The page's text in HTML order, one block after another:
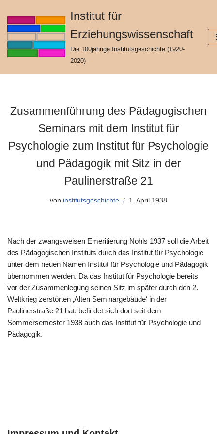
Zum
springen
Institut für
Erziehungswissenschaft
Die 100jährige Institutsgeschichte (1920-
2020)
Zusammenführung des Pädagogischen
Seminars mit dem Institut für
Psychologie zum Institut für Psychologie
und Pädagogik mit Sitz in der
Paulinerstraße 21
von institutsgeschichte 1. April 1938
Nach der zwangsweisen Emeritierung Nohls 1937 soll die Arbeit
des Pädagogischen Instituts durch das Institut für Psychologie
unter dem neuen Namen Institut für Psychologie und Pädagogik
übernommen werden. Da das Institut für Psychologie bereits
vor der Zusammenlegung seinen Sitz im später durch den 2.
Weltkrieg zerstörten ‚Alten Seminargebäude‘ in der
Paulinerstraße 21 hat, befindet sich dort seit dem
Sommersemester 1938 auch das Institut für Psychologie und
Pädagogik.